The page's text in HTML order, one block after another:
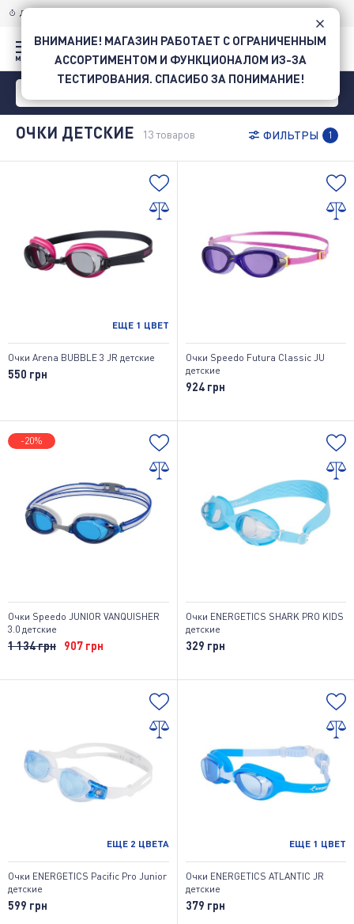
ДОСТАВКА ПО УКРАИНЕ
ОЧКИ ДЕТСКИЕ 13товаров ФИЛЬТРЫ 1
ЕЩЕ 1 ЦВЕТ
Очки Arena BUBBLE 3 JR детские
550 грн
Очки Speedo Futura Classic JU
детские
924 грн
-20%
Очки Speedo JUNIOR VANQUISHER
3.0 детские
1 134 грн 907 грн
Очки ENERGETICS SHARK PRO KIDS
детские
329 грн
ЕЩЕ 2 ЦВЕТА
Очки ENERGETICS Pacific Pro Junior
детские
599 грн
ЕЩЕ 1 ЦВЕТ
Очки ENERGETICS ATLANTIC JR
детские
379 грн
ВНИМАНИЕ! МАГАЗИН РАБОТАЕТ С ОГРАНИЧЕННЫМ
АССОРТИМЕНТОМ И ФУНКЦИОНАЛОМ ИЗ-ЗА
ТЕСТИРОВАНИЯ. СПАСИБО ЗА ПОНИМАНИЕ!